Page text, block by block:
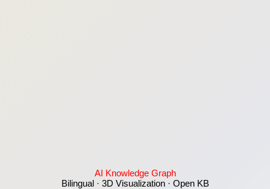
AI Knowledge Graph
Bilingual · 3D Visualization · Open KB